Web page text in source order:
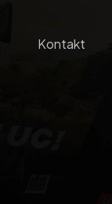
Kontakt